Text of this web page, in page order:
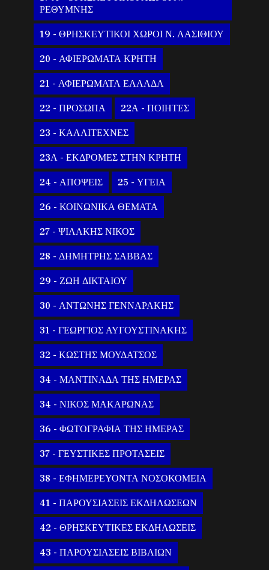
ΡΕΘΥΜΝΗΣ
19 - ΘΡΗΣΚΕΥΤΙΚΟΙ ΧΩΡΟΙ Ν. ΛΑΣΙΘΙΟΥ
20 - ΑΦΙΕΡΩΜΑΤΑ ΚΡΗΤΗ
21 - ΑΦΙΕΡΩΜΑΤΑ ΕΛΛΑΔΑ
22 - ΠΡΟΣΩΠΑ 22Α - ΠΟΙΗΤΕΣ
23 - ΚΑΛΛΙΤΕΧΝΕΣ
23Α - ΕΚΔΡΟΜΕΣ ΣΤΗΝ ΚΡΗΤΗ
24 - ΑΠΟΨΕΙΣ 25 - ΥΓΕΙΑ
26 - ΚΟΙΝΩΝΙΚΑ ΘΕΜΑΤΑ
27 - ΨΙΛΑΚΗΣ ΝΙΚΟΣ
28 - ΔΗΜΗΤΡΗΣ ΣΑΒΒΑΣ
29 - ΖΩΗ ΔΙΚΤΑΙΟΥ
30 - ΑΝΤΩΝΗΣ ΓΕΝΝΑΡΑΚΗΣ
31 - ΓΕΩΡΓΙΟΣ ΑΥΓΟΥΣΤΙΝΑΚΗΣ
32 - ΚΩΣΤΗΣ ΜΟΥΔΑΤΣΟΣ
34 - ΜΑΝΤΙΝΑΔΑ ΤΗΣ ΗΜΕΡΑΣ
34 - ΝΙΚΟΣ ΜΑΚΑΡΩΝΑΣ
36 - ΦΩΤΟΓΡΑΦΙΑ ΤΗΣ ΗΜΕΡΑΣ
37 - ΓΕΥΣΤΙΚΕΣ ΠΡΟΤΑΣΕΙΣ
38 - ΕΦΗΜΕΡΕΥΟΝΤΑ ΝΟΣΟΚΟΜΕΙΑ
41 - ΠΑΡΟΥΣΙΑΣΕΙΣ ΕΚΔΗΛΩΣΕΩΝ
42 - ΘΡΗΣΚΕΥΤΙΚΕΣ ΕΚΔΗΛΩΣΕΙΣ
43 - ΠΑΡΟΥΣΙΑΣΕΙΣ ΒΙΒΛΙΩΝ